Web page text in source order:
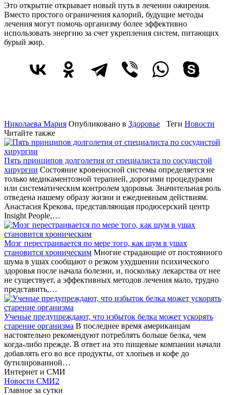
Это открытие открывает новый путь в лечении ожирения.
Вместо простого ограничения калорий, будущие методы
лечения могут помочь организму более эффективно
использовать энергию за счет укрепления систем, питающих
бурый жир.
Николаева Мария Опубликовано в Здоровье Теги Новости
Читайте также
Пять принципов долголетия от специалиста по сосудистой
хирургии Состояние кровеносной системы определяется не
только медикаментозной терапией, дорогими процедурами
или систематическим контролем здоровья. Значительная роль
отведена нашему образу жизни и ежедневным действиям.
Анастасия Крекова, представляющая продюсерский центр
Insight People,…
Мозг перестраивается по мере того, как шум в ушах
становится хроническим Многие страдающие от постоянного
шума в ушах сообщают о резком ухудшении психического
здоровья после начала болезни, и, поскольку лекарства от нее
не существует, а эффективных методов лечения мало, трудно
представить,…
Ученые предупреждают, что избыток белка может ускорять
старение организма В последнее время американцам
настоятельно рекомендуют потреблять больше белка, чем
когда-либо прежде. В ответ на это пищевые компании начали
добавлять его во все продукты, от хлопьев и кофе до
бутилированной…
Интернет и СМИ
Новости СМИ2
Главное за сутки